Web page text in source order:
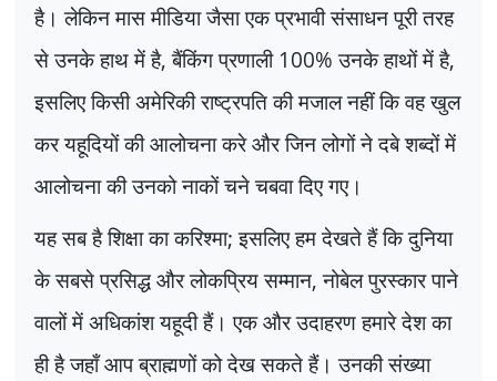
है। लेकिन मास मीडिया जैसा एक प्रभावी संसाधन पूरी तरह
से उनके हाथ में है,बैंकिंग प्रणाली 100%उनके हाथों में है,
इसलिए किसी अमेरिकी राष्ट्रपति की मजाल नहीं कि वह खुल
कर यहूदियों की आलोचना करे और जिन लोगों ने दबे शब्दों में
आलोचना की उनको नाकों चने चबवा दिए गए।
यह सब है शिक्षा का करिश्मा;इसलिए हम देखते हैं कि दुनिया
के सबसे प्रसिद्ध और लोकप्रिय सम्मान,नोबेल पुरस्कार पाने
वालों में अधिकांश यहूदी हैं। एक और उदाहरण हमारे देश का
ही है जहाँ आप ब्राह्मणों को देख सकते हैं। उनकी संख्या